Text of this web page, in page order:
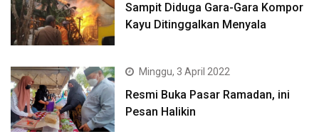
Sampit Diduga Gara-Gara Kompor
Kayu Ditinggalkan Menyala
Minggu, 3 April 2022
Resmi Buka Pasar Ramadan, ini
Pesan Halikin